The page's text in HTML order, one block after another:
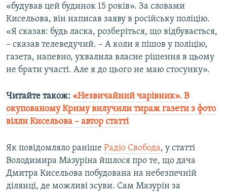
«будував цей будинок 15 років». За словами
Кисельова, він написав заяву в російську поліцію.
«Я сказав: будь ласка, розберіться, що відбувається,
– сказав телеведучий. – А коли я пішов у поліцію,
газета, напевно, ухвалила власне рішення в цьому
не брати участі. Але я до цього не маю стосунку».
Читайте також: «Незвичайний чарівник». В
окупованому Криму вилучили тираж газети з фото
вілли Кисельова – автор статті
Як повідомляло раніше Радіо Свобода, у статті
Володимира Мазуріна йшлося про те, що дача
Дмитра Кисельова побудована на небезпечній
ділянці, де можливі зсуви. Сам Мазурін за